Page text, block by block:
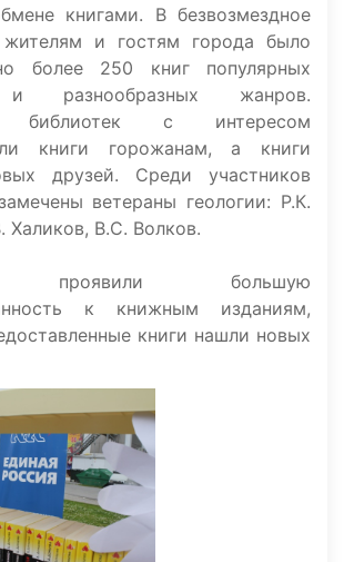
книгами. В безвозмездное
жителям и гостям города было
более 250 книг популярных
и разнообразных жанров.
библиотек с интересом
книги горожанам, а книги
друзей. Среди участников
ветераны геологии: Р.К.
Халиков, В.С. Волков.
проявили большую
к книжным изданиям,
книги нашли новых